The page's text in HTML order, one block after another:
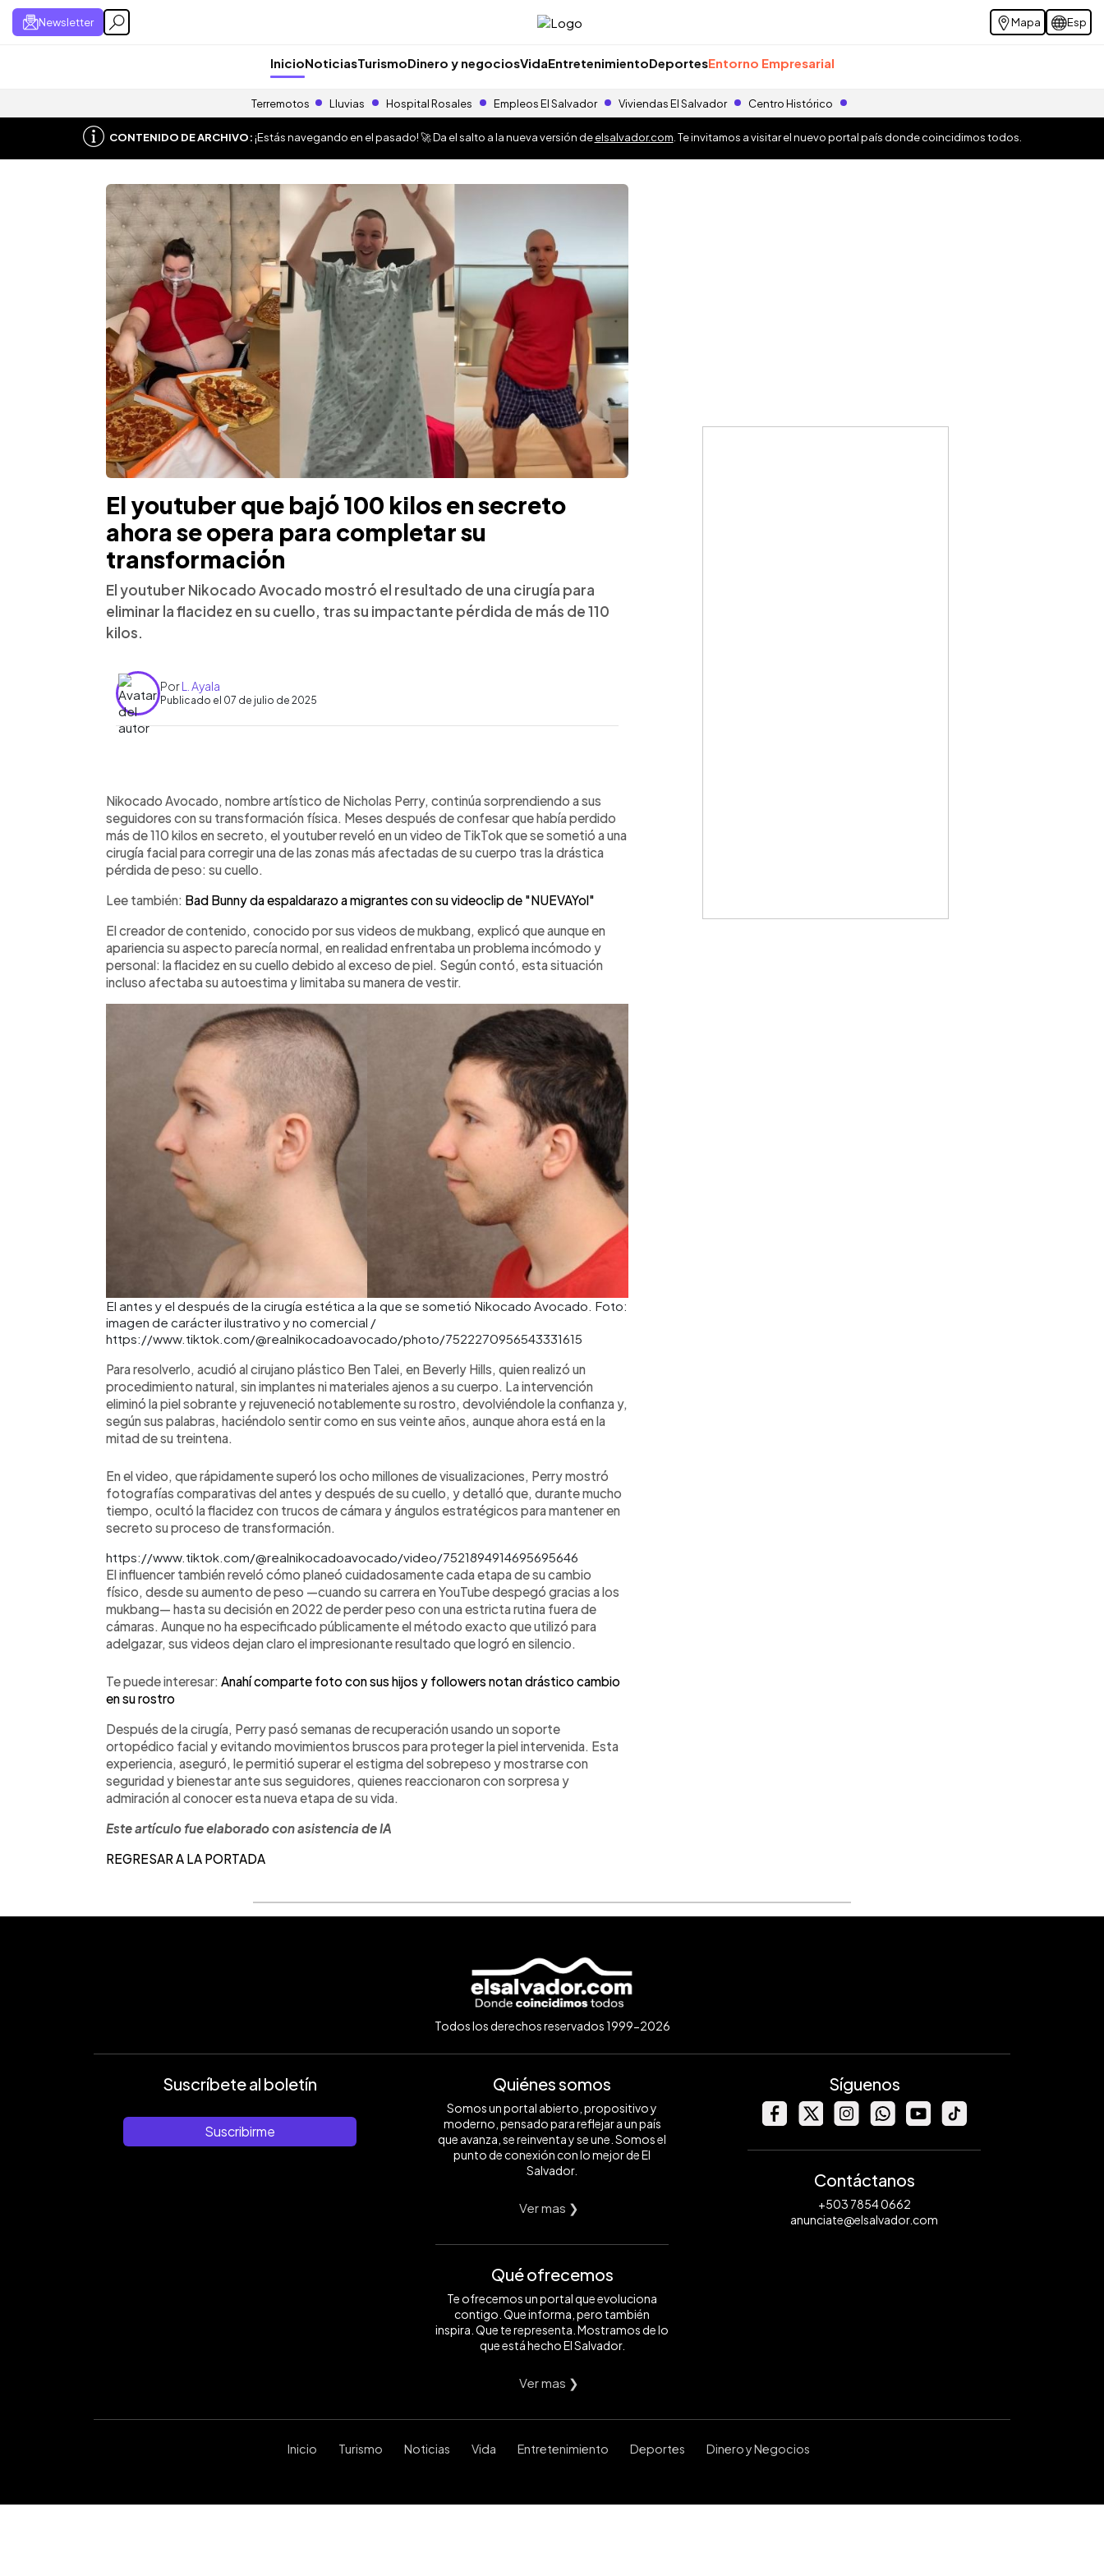
Newsletter Mapa Esp
InicioNoticiasTurismoDinero y negociosVidaEntretenimientoDeportesEntorno Empresarial
Terremotos Lluvias Hospital Rosales Empleos El Salvador Viviendas El Salvador Centro Histórico
CONTENIDO DE ARCHIVO:¡Estás navegando en el pasado! 🚀 Da el salto a la nueva versión deelsalvador.com . Te invitamos a visitar el nuevo portal país donde coincidimos todos.
El youtuber que bajó 100 kilos en secreto
ahora se opera para completar su
transformación
El youtuber Nikocado Avocado mostró el resultado de una cirugía para
eliminar la flacidez en su cuello, tras su impactante pérdida de más de 110
kilos.
PorL. Ayala
Publicado el 07 de julio de 2025
► Escuchar artículo
Nikocado Avocado, nombre artístico de Nicholas Perry, continúa sorprendiendo a sus
seguidores con su transformación física. Meses después de confesar que había perdido
más de 110 kilos en secreto, el youtuber reveló en un video de TikTok que se sometió a una
cirugía facial para corregir una de las zonas más afectadas de su cuerpo tras la drástica
pérdida de peso: su cuello.
Lee también: Bad Bunny da espaldarazo a migrantes con su videoclip de "NUEVAYol"
El creador de contenido, conocido por sus videos de mukbang, explicó que aunque en
apariencia su aspecto parecía normal, en realidad enfrentaba un problema incómodo y
personal: la flacidez en su cuello debido al exceso de piel. Según contó, esta situación
incluso afectaba su autoestima y limitaba su manera de vestir.
El antes y el después de la cirugía estética a la que se sometió Nikocado Avocado. Foto:
imagen de carácter ilustrativo y no comercial /
https://www.tiktok.com/@realnikocadoavocado/photo/7522270956543331615
Para resolverlo, acudió al cirujano plástico Ben Talei, en Beverly Hills, quien realizó un
procedimiento natural, sin implantes ni materiales ajenos a su cuerpo. La intervención
eliminó la piel sobrante y rejuveneció notablemente su rostro, devolviéndole la confianza y,
según sus palabras, haciéndolo sentir como en sus veinte años, aunque ahora está en la
mitad de su treintena.
En el video, que rápidamente superó los ocho millones de visualizaciones, Perry mostró
fotografías comparativas del antes y después de su cuello, y detalló que, durante mucho
tiempo, ocultó la flacidez con trucos de cámara y ángulos estratégicos para mantener en
secreto su proceso de transformación.
https://www.tiktok.com/@realnikocadoavocado/video/7521894914695695646
El influencer también reveló cómo planeó cuidadosamente cada etapa de su cambio
físico, desde su aumento de peso —cuando su carrera en YouTube despegó gracias a los
mukbang— hasta su decisión en 2022 de perder peso con una estricta rutina fuera de
cámaras. Aunque no ha especificado públicamente el método exacto que utilizó para
adelgazar, sus videos dejan claro el impresionante resultado que logró en silencio.
Te puede interesar: Anahí comparte foto con sus hijos y followers notan drástico cambio
en su rostro
Después de la cirugía, Perry pasó semanas de recuperación usando un soporte
ortopédico facial y evitando movimientos bruscos para proteger la piel intervenida. Esta
experiencia, aseguró, le permitió superar el estigma del sobrepeso y mostrarse con
seguridad y bienestar ante sus seguidores, quienes reaccionaron con sorpresa y
admiración al conocer esta nueva etapa de su vida.
Este artículo fue elaborado con asistencia de IA
REGRESAR A LA PORTADA
Todos los derechos reservados 1999-2026
Suscríbete al boletín
Suscribirme
Quiénes somos
Somos un portal abierto, propositivo y
moderno, pensado para reflejar a un país
que avanza, se reinventa y se une. Somos el
punto de conexión con lo mejor de El
Salvador.
Ver mas ❯
Qué ofrecemos
Te ofrecemos un portal que evoluciona
contigo. Que informa, pero también
inspira. Que te representa. Mostramos de lo
que está hecho El Salvador.
Ver mas ❯
Síguenos
Contáctanos
+503 7854 0662
anunciate@elsalvador.com
Inicio Turismo Noticias Vida Entretenimiento Deportes Dinero y Negocios